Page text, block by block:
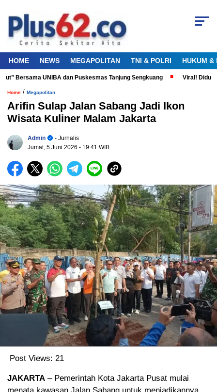
HOME NEWS MEGAPOLITAN TNI & POLRI HUKUM &
Bersama UNIBA dan Puskesmas Tanjung Sengkuang Viral! Diduga
Home / Megapolitan
Arifin Sulap Jalan Sabang Jadi Ikon
Wisata Kuliner Malam Jakarta
Admin
- Jurnalis
Jumat, 5 Juni 2026 - 19:41 WIB
Post Views: 21
JAKARTA – Pemerintah Kota Jakarta Pusat mulai